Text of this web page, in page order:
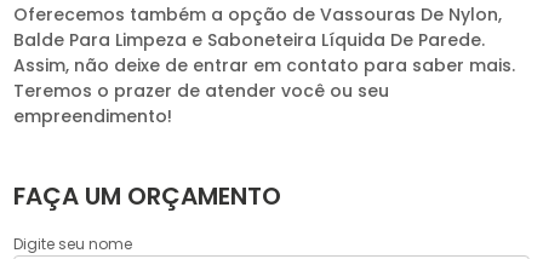
Oferecemos também a opção de Vassouras De Nylon,
Balde Para Limpeza e Saboneteira Líquida De Parede.
Assim, não deixe de entrar em contato para saber mais.
Teremos o prazer de atender você ou seu
empreendimento!
FAÇA UM ORÇAMENTO
Digite seu nome